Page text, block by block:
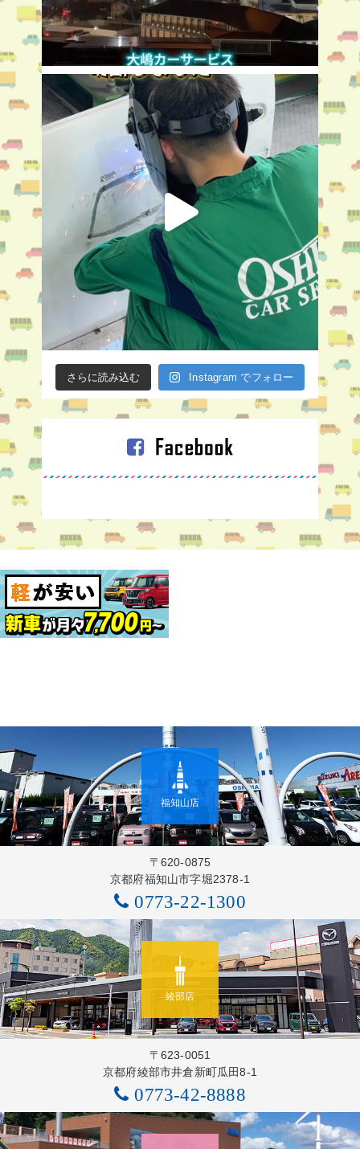
さらに読み込む Instagram でフォロー
福知山店
〒620-0875
京都府福知山市字堀2378-1
0773-22-1300
綾部店
〒623-0051
京都府綾部市井倉新町瓜田8-1
0773-42-8888